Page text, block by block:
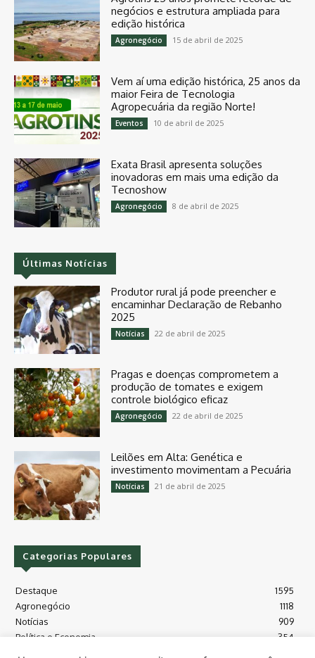
negócios e estrutura ampliada para
edição histórica
Agronegócio 15 de abril de 2025
Vem aí uma edição histórica, 25 anos da
maior Feira de Tecnologia
Agropecuária da região Norte!
Eventos 10 de abril de 2025
Exata Brasil apresenta soluções
inovadoras em mais uma edição da
Tecnoshow
Agronegócio 8 de abril de 2025
Últimas Notícias
Produtor rural já pode preencher e
encaminhar Declaração de Rebanho
2025
Notícias 22 de abril de 2025
Pragas e doenças comprometem a
produção de tomates e exigem
controle biológico eficaz
Agronegócio 22 de abril de 2025
Leilões em Alta: Genética e
investimento movimentam a Pecuária
Notícias 21 de abril de 2025
Categorias Populares
Destaque
1595
Agronegócio
1118
Notícias
909
Política e Economia
354